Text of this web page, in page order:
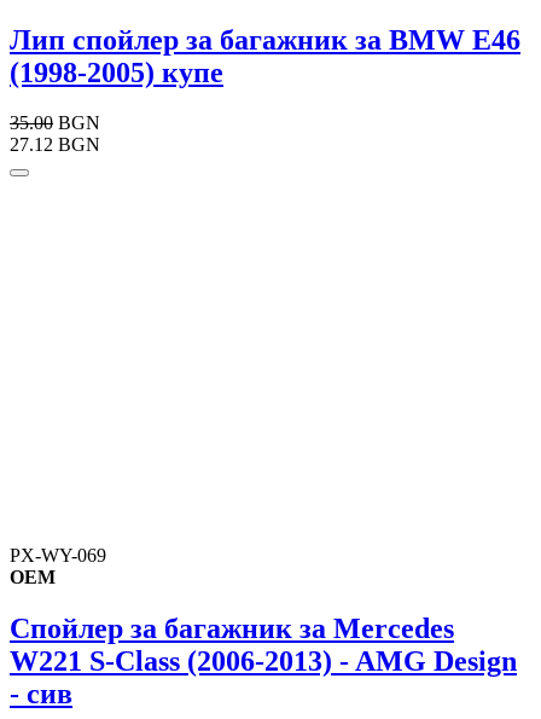
Лип спойлер за багажник за BMW E46
(1998-2005) купе
35.00 BGN
27.12 BGN
PX-WY-069
OEM
Спойлер за багажник за Mercedes
W221 S-Class (2006-2013) - AMG Design
- сив